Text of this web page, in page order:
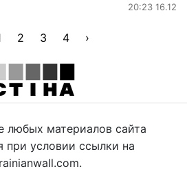
20:23 16.12
2 3 4 ›
любых материалов сайта
при условии ссылки на